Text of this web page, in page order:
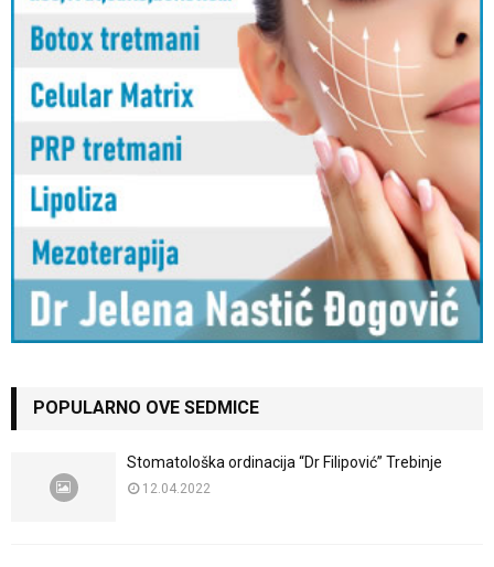
POPULARNO OVE SEDMICE
Stomatološka ordinacija “Dr Filipović” Trebinje
12.04.2022